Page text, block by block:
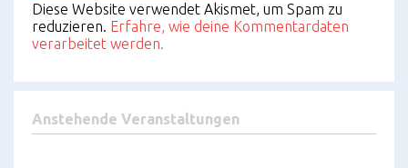
Diese Website verwendet Akismet, um Spam zu
reduzieren. Erfahre, wie deine Kommentardaten
verarbeitet werden.
Anstehende Veranstaltungen